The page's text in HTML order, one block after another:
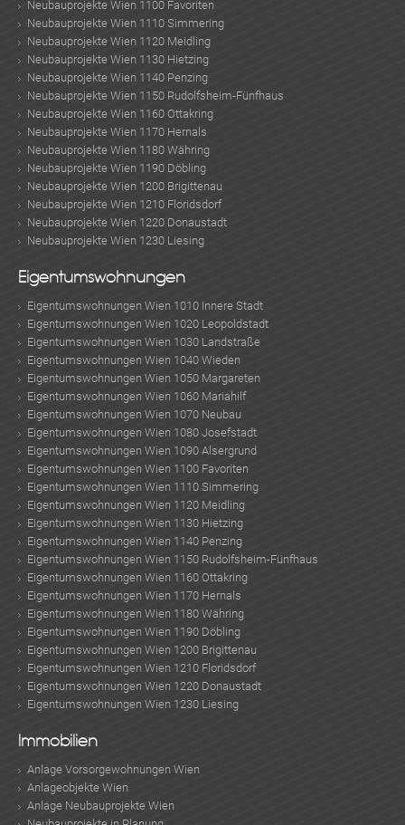
Neubauprojekte Wien 1100 Favoriten
Neubauprojekte Wien 1110 Simmering
Neubauprojekte Wien 1120 Meidling
Neubauprojekte Wien 1130 Hietzing
Neubauprojekte Wien 1140 Penzing
Neubauprojekte Wien 1150 Rudolfsheim-Fünfhaus
Neubauprojekte Wien 1160 Ottakring
Neubauprojekte Wien 1170 Hernals
Neubauprojekte Wien 1180 Währing
Neubauprojekte Wien 1190 Döbling
Neubauprojekte Wien 1200 Brigittenau
Neubauprojekte Wien 1210 Floridsdorf
Neubauprojekte Wien 1220 Donaustadt
Neubauprojekte Wien 1230 Liesing
Eigentumswohnungen
Eigentumswohnungen Wien 1010 Innere Stadt
Eigentumswohnungen Wien 1020 Leopoldstadt
Eigentumswohnungen Wien 1030 Landstraße
Eigentumswohnungen Wien 1040 Wieden
Eigentumswohnungen Wien 1050 Margareten
Eigentumswohnungen Wien 1060 Mariahilf
Eigentumswohnungen Wien 1070 Neubau
Eigentumswohnungen Wien 1080 Josefstadt
Eigentumswohnungen Wien 1090 Alsergrund
Eigentumswohnungen Wien 1100 Favoriten
Eigentumswohnungen Wien 1110 Simmering
Eigentumswohnungen Wien 1120 Meidling
Eigentumswohnungen Wien 1130 Hietzing
Eigentumswohnungen Wien 1140 Penzing
Eigentumswohnungen Wien 1150 Rudolfsheim-Fünfhaus
Eigentumswohnungen Wien 1160 Ottakring
Eigentumswohnungen Wien 1170 Hernals
Eigentumswohnungen Wien 1180 Währing
Eigentumswohnungen Wien 1190 Döbling
Eigentumswohnungen Wien 1200 Brigittenau
Eigentumswohnungen Wien 1210 Floridsdorf
Eigentumswohnungen Wien 1220 Donaustadt
Eigentumswohnungen Wien 1230 Liesing
Immobilien
Anlage Vorsorgewohnungen Wien
Anlageobjekte Wien
Anlage Neubauprojekte Wien